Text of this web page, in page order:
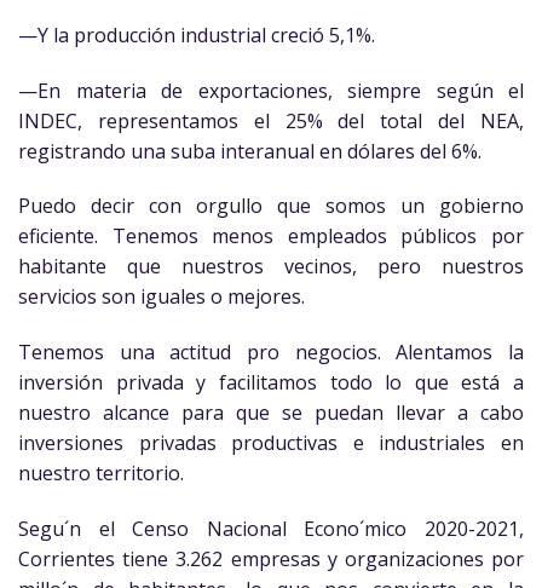
—Y la producción industrial creció 5,1%.
—En materia de exportaciones, siempre según el
INDEC, representamos el 25% del total del NEA,
registrando una suba interanual en dólares del 6%.
Puedo decir con orgullo que somos un gobierno
eficiente. Tenemos menos empleados públicos por
habitante que nuestros vecinos, pero nuestros
servicios son iguales o mejores.
Tenemos una actitud pro negocios. Alentamos la
inversión privada y facilitamos todo lo que está a
nuestro alcance para que se puedan llevar a cabo
inversiones privadas productivas e industriales en
nuestro territorio.
Segu´n el Censo Nacional Econo´mico 2020-2021,
Corrientes tiene 3.262 empresas y organizaciones por